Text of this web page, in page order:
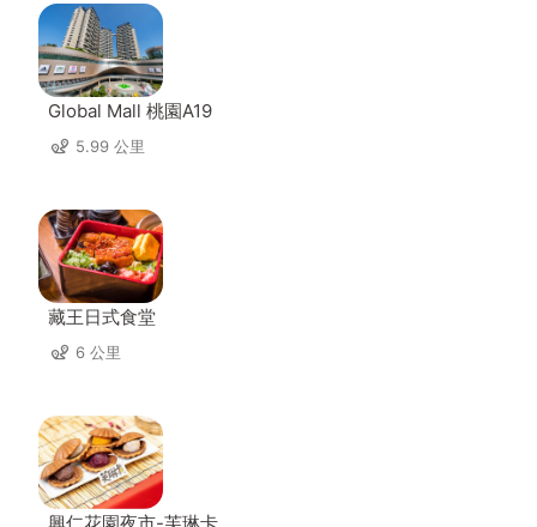
Global Mall 桃園A19
5.99 公里
藏王日式食堂
6 公里